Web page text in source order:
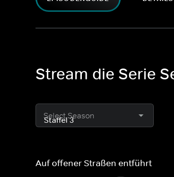
Stream die Serie
Select Season
Auf offener Straßen entführt